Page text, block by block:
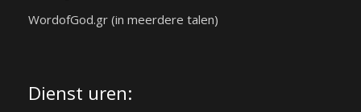
WordofGod.gr (in meerdere talen)
Dienst uren: